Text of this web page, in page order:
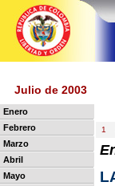
Julio de 2003
Enero
Febrero
Marzo
Abril
Mayo
1